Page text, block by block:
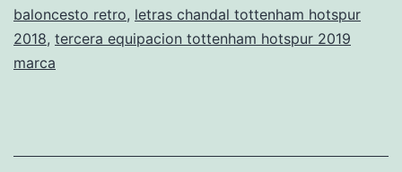
baloncesto retro, letras chandal tottenham hotspur
2018, tercera equipacion tottenham hotspur 2019
marca